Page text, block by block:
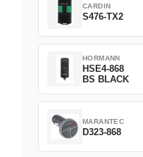
CARDIN
S476-TX2
HORMANN
HSE4-868
BS BLACK
MARANTEC
D323-868